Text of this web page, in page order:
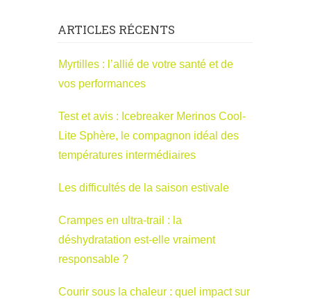
ARTICLES RÉCENTS
Myrtilles : l’allié de votre santé et de
vos performances
Test et avis : Icebreaker Merinos Cool-
Lite Sphère, le compagnon idéal des
températures intermédiaires
Les difficultés de la saison estivale
Crampes en ultra-trail : la
déshydratation est-elle vraiment
responsable ?
Courir sous la chaleur : quel impact sur